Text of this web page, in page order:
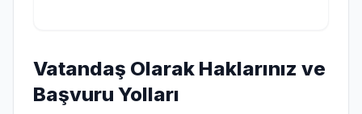
Vatandaş Olarak Haklarınız ve
Başvuru Yolları